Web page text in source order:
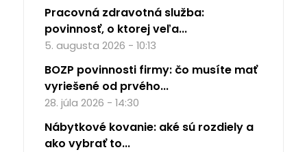
Pracovná zdravotná služba:
povinnosť, o ktorej veľa...
5. augusta 2026 - 10:13
BOZP povinnosti firmy: čo musíte mať
vyriešené od prvého...
28. júla 2026 - 14:30
Nábytkové kovanie: aké sú rozdiely a
ako vybrať to...